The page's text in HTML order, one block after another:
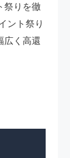
祭りを徹
ント祭り
広く高還